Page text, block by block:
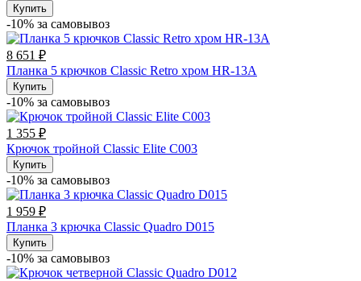
Купить
-10% за cамовывоз
8 651 ₽
Планка 5 крючков Classic Retro хром HR-13A
Купить
-10% за cамовывоз
1 355 ₽
Крючок тройной Classic Elite C003
Купить
-10% за cамовывоз
1 959 ₽
Планка 3 крючка Classic Quadro D015
Купить
-10% за cамовывоз